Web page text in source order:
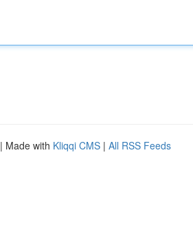
| Made with Kliqqi CMS | All RSS Feeds